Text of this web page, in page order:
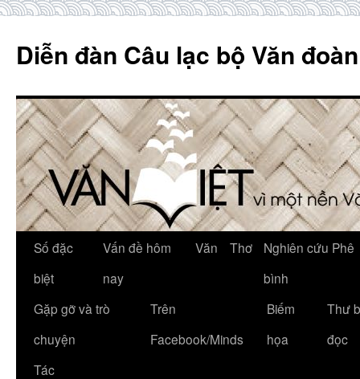
content
Diễn đàn Câu lạc bộ Văn
Số đặc
biệt
Vấn đề hôm
nay
Văn Thơ
Nghiên cứu Phê
bình
Gặp gỡ và trò
chuyện
Trên
Facebook/Minds
Biếm
họa
Thư
đọc
Tác